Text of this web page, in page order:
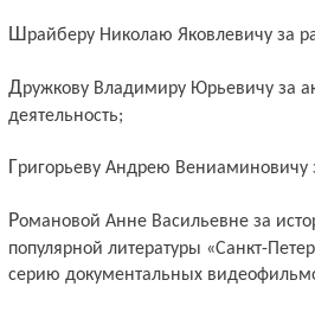
Шрайберу Николаю Яковлевичу за
Дружкову Владимиру Юрьевичу за активную музыкально-просветительскую
деятельность;
Григорьеву Андрею Вениаминовичу
Романовой Анне Васильевне за историко-культурный проект в области научно-
популярной литературы «Санкт-
серию документальных